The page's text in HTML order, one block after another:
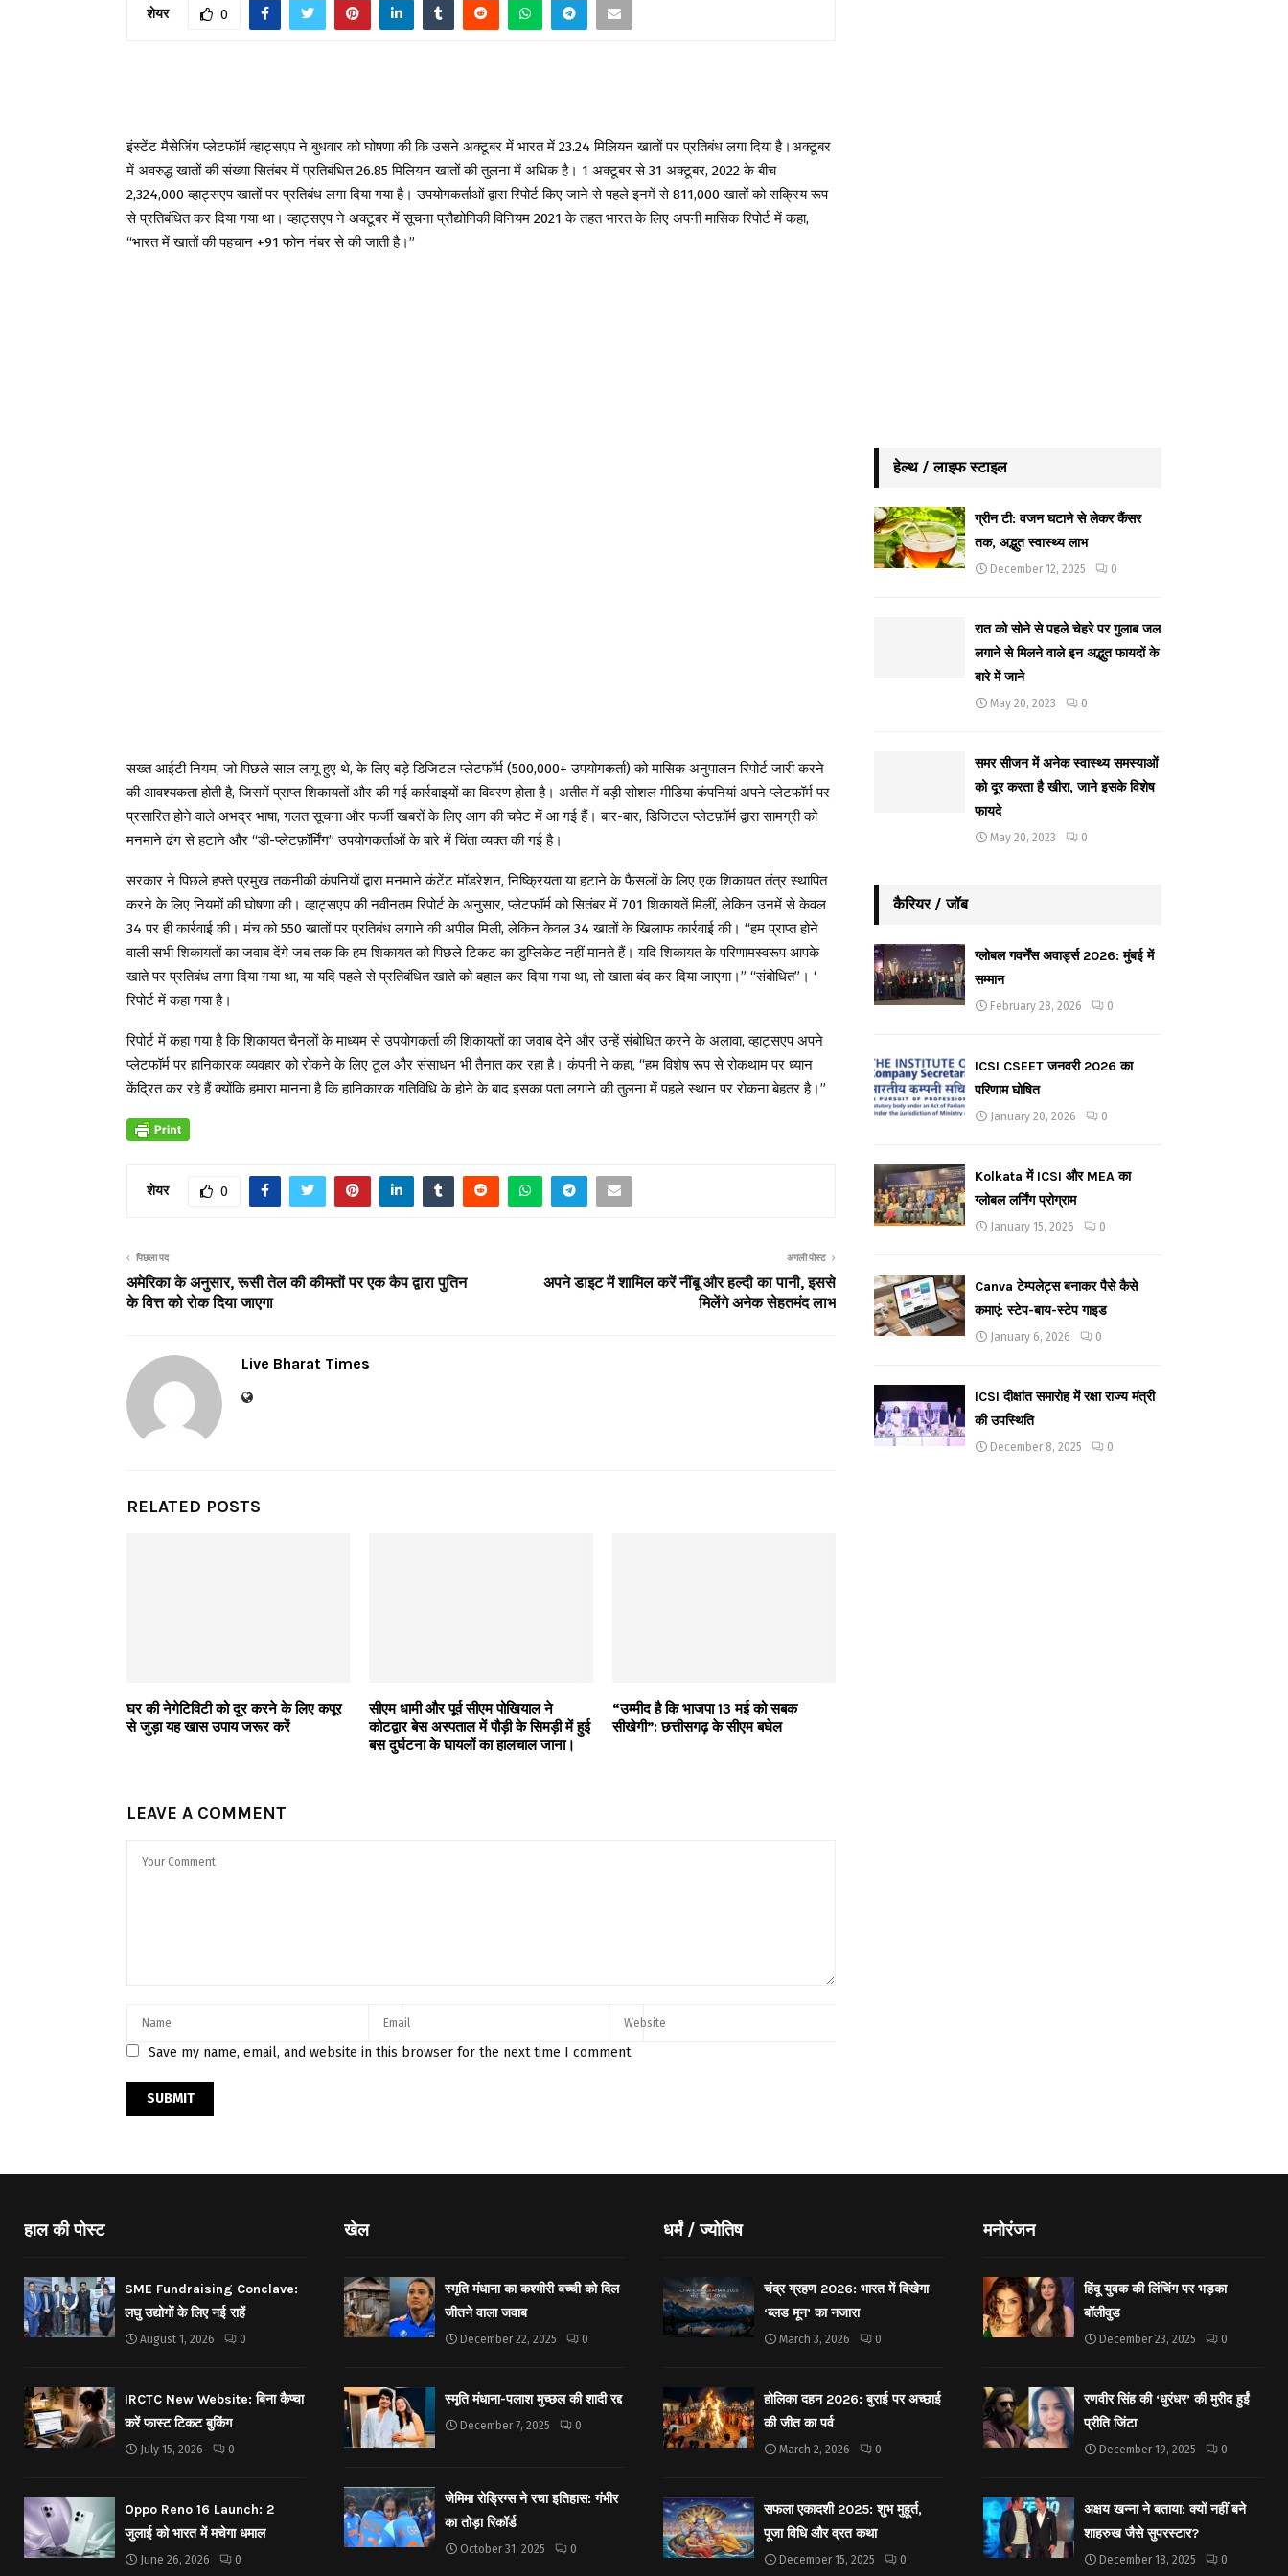
शेयर 0
इंस्टेंट मैसेजिंग प्लेटफॉर्म व्हाट्सएप ने बुधवार को घोषणा की कि उसने अक्टूबर में भारत में 23.24 मिलियन खातों पर प्रतिबंध लगा दिया है।अक्टूबर
में अवरुद्ध खातों की संख्या सितंबर में प्रतिबंधित 26.85 मिलियन खातों की तुलना में अधिक है। 1 अक्टूबर से 31 अक्टूबर, 2022 के बीच
2,324,000 व्हाट्सएप खातों पर प्रतिबंध लगा दिया गया है। उपयोगकर्ताओं द्वारा रिपोर्ट किए जाने से पहले इनमें से 811,000 खातों को सक्रिय रूप
से प्रतिबंधित कर दिया गया था। व्हाट्सएप ने अक्टूबर में सूचना प्रौद्योगिकी विनियम 2021 के तहत भारत के लिए अपनी मासिक रिपोर्ट में कहा,
“भारत में खातों की पहचान +91 फोन नंबर से की जाती है।”
सख्त आईटी नियम, जो पिछले साल लागू हुए थे, के लिए बड़े डिजिटल प्लेटफॉर्म (500,000+ उपयोगकर्ता) को मासिक अनुपालन रिपोर्ट जारी करने
की आवश्यकता होती है, जिसमें प्राप्त शिकायतों और की गई कार्रवाइयों का विवरण होता है। अतीत में बड़ी सोशल मीडिया कंपनियां अपने प्लेटफॉर्म पर
प्रसारित होने वाले अभद्र भाषा, गलत सूचना और फर्जी खबरों के लिए आग की चपेट में आ गई हैं। बार-बार, डिजिटल प्लेटफ़ॉर्म द्वारा सामग्री को
मनमाने ढंग से हटाने और “डी-प्लेटफ़ॉर्मिंग” उपयोगकर्ताओं के बारे में चिंता व्यक्त की गई है।
सरकार ने पिछले हफ्ते प्रमुख तकनीकी कंपनियों द्वारा मनमाने कंटेंट मॉडरेशन, निष्क्रियता या हटाने के फैसलों के लिए एक शिकायत तंत्र स्थापित
करने के लिए नियमों की घोषणा की। व्हाट्सएप की नवीनतम रिपोर्ट के अनुसार, प्लेटफॉर्म को सितंबर में 701 शिकायतें मिलीं, लेकिन उनमें से केवल
34 पर ही कार्रवाई की। मंच को 550 खातों पर प्रतिबंध लगाने की अपील मिली, लेकिन केवल 34 खातों के खिलाफ कार्रवाई की। “हम प्राप्त होने
वाली सभी शिकायतों का जवाब देंगे जब तक कि हम शिकायत को पिछले टिकट का डुप्लिकेट नहीं मानते हैं। यदि शिकायत के परिणामस्वरूप आपके
खाते पर प्रतिबंध लगा दिया गया था, या यदि पहले से प्रतिबंधित खाते को बहाल कर दिया गया था, तो खाता बंद कर दिया जाएगा।” “संबोधित”। ‘
रिपोर्ट में कहा गया है।
रिपोर्ट में कहा गया है कि शिकायत चैनलों के माध्यम से उपयोगकर्ता की शिकायतों का जवाब देने और उन्हें संबोधित करने के अलावा, व्हाट्सएप अपने
प्लेटफॉर्म पर हानिकारक व्यवहार को रोकने के लिए टूल और संसाधन भी तैनात कर रहा है। कंपनी ने कहा, “हम विशेष रूप से रोकथाम पर ध्यान
केंद्रित कर रहे हैं क्योंकि हमारा मानना ​​है कि हानिकारक गतिविधि के होने के बाद इसका पता लगाने की तुलना में पहले स्थान पर रोकना बेहतर है।”
शेयर 0
पिछला पद
अमेरिका के अनुसार, रूसी तेल की कीमतों पर एक कैप द्वारा पुतिन
के वित्त को रोक दिया जाएगा
अगली पोस्ट
अपने डाइट में शामिल करें नींबू और हल्दी का पानी, इससे
मिलेंगे अनेक सेहतमंद लाभ
Live Bharat Times
RELATED POSTS
घर की नेगेटिविटी को दूर करने के लिए कपूर
से जुड़ा यह खास उपाय जरूर करें
सीएम धामी और पूर्व सीएम पोखियाल ने
कोटद्वार बेस अस्पताल में पौड़ी के सिमड़ी में हुई
बस दुर्घटना के घायलों का हालचाल जाना।
“उम्मीद है कि भाजपा 13 मई को सबक
सीखेगी”: छत्तीसगढ़ के सीएम बघेल
LEAVE A COMMENT
Save my name, email, and website in this browser for the next time I comment.
हेल्थ / लाइफ स्टाइल
ग्रीन टी: वजन घटाने से लेकर कैंसर
तक, अद्भुत स्वास्थ्य लाभ
December 12, 2025 0
रात को सोने से पहले चेहरे पर गुलाब जल
लगाने से मिलने वाले इन अद्भुत फायदों के
बारे में जाने
May 20, 2023 0
समर सीजन में अनेक स्वास्थ्य समस्याओं
को दूर करता है खीरा, जाने इसके विशेष
फायदे
May 20, 2023 0
कैरियर / जॉब
ग्लोबल गवर्नेंस अवार्ड्स 2026: मुंबई में
सम्मान
February 28, 2026 0
ICSI CSEET जनवरी 2026 का
परिणाम घोषित
January 20, 2026 0
Kolkata में ICSI और MEA का
ग्लोबल लर्निंग प्रोग्राम
January 15, 2026 0
Canva टेम्पलेट्स बनाकर पैसे कैसे
कमाएं: स्टेप-बाय-स्टेप गाइड
January 6, 2026 0
ICSI दीक्षांत समारोह में रक्षा राज्य मंत्री
की उपस्थिति
December 8, 2025 0
हाल की पोस्ट
SME Fundraising Conclave:
लघु उद्योगों के लिए नई राहें
August 1, 2026 0
IRCTC New Website: बिना कैप्चा
करें फास्ट टिकट बुकिंग
July 15, 2026 0
Oppo Reno 16 Launch: 2
जुलाई को भारत में मचेगा धमाल
June 26, 2026 0
खेल
स्मृति मंधाना का कश्मीरी बच्ची को दिल
जीतने वाला जवाब
December 22, 2025 0
स्मृति मंधाना-पलाश मुच्छल की शादी रद्द
December 7, 2025 0
जेमिमा रोड्रिग्स ने रचा इतिहास: गंभीर
का तोड़ा रिकॉर्ड
October 31, 2025 0
धर्मं / ज्योतिष
चंद्र ग्रहण 2026: भारत में दिखेगा
‘ब्लड मून’ का नजारा
March 3, 2026 0
होलिका दहन 2026: बुराई पर अच्छाई
की जीत का पर्व
March 2, 2026 0
सफला एकादशी 2025: शुभ मुहूर्त,
पूजा विधि और व्रत कथा
December 15, 2025 0
मनोरंजन
हिंदू युवक की लिंचिंग पर भड़का
बॉलीवुड
December 23, 2025 0
रणवीर सिंह की ‘धुरंधर’ की मुरीद हुईं
प्रीति जिंटा
December 19, 2025 0
अक्षय खन्ना ने बताया: क्यों नहीं बने
शाहरुख जैसे सुपरस्टार?
December 18, 2025 0